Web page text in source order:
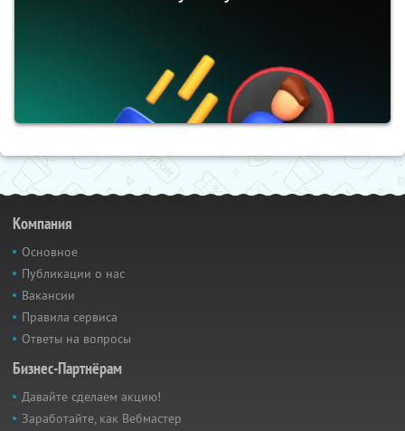
Компания
Основное
Публикации о нас
Вакансии
Правила сервиса
Ответы на вопросы
Бизнес-Партнёрам
Давайте сделаем акцию!
Заработайте, как Вебмастер